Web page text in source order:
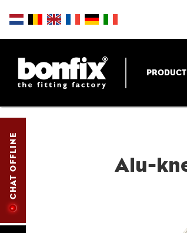
CHAT OFFLINE Alu-